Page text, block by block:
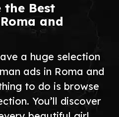
the Best
and
a huge selection
ads in Roma and
to do is browse
You’ll discover